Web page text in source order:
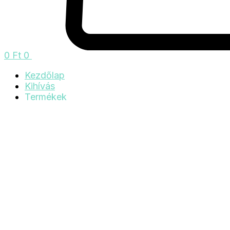
0 Ft 0
Kezdőlap
Kihívás
Termékek